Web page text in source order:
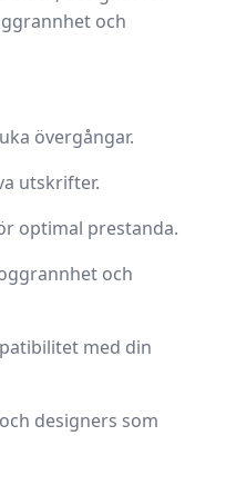
och
övergångar.
utskrifter.
optimal prestanda.
och
med din
designers som